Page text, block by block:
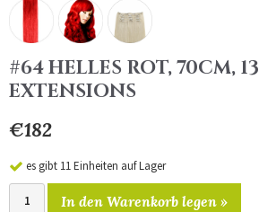
#64 HELLES ROT, 70CM,
EXTENSIONS
€182
es gibt 11 Einheiten auf Lager
In den Warenkorb legen »